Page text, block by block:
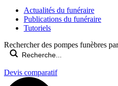
Actualités du funéraire
Publications du funéraire
Tutoriels
Rechercher des pompes funèbres
Devis comparatif